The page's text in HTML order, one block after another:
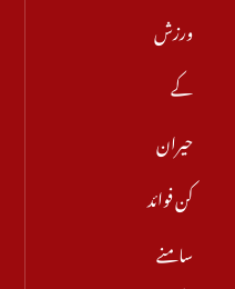
ورزش
کے
حیران
کن فوائد
سامنے